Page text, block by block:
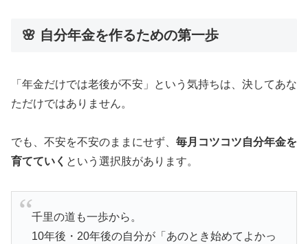
🌸 自分年金を作るための第一歩
「年金だけでは老後が不安」という気持ちは、決してあな
ただけではありません。
でも、不安を不安のままにせず、 毎月コツコツ自分年金を
育てていく という選択肢があります。
千里の道も一歩から。
10年後・20年後の自分が「あのとき始めてよかっ